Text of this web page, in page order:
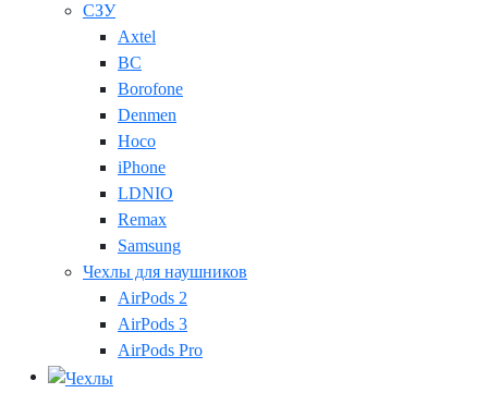
СЗУ
Axtel
BC
Borofone
Denmen
Hoco
iPhone
LDNIO
Remax
Samsung
Чехлы для наушников
AirPods 2
AirPods 3
AirPods Pro